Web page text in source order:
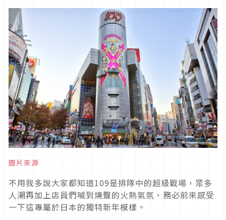
圖片來源
不用我多說大家都知道109是排隊中的超級戰場，眾多
人潮再加上店員們喊到燒聲的火熱氣氛，務必前來感受
一下這專屬於日本的獨特新年模樣。